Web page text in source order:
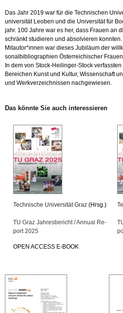
und
Politik
Menge
Das Jahr 2019 war für die Tech­ni­schen
uni­ver­si­tät Leo­ben und die Uni­ver­si­tät für
jahr. 100 Jahre war es her, dass Frau­en an
schränkt stu­die­ren und ab­sol­vie­ren
Mit­au­tor*innen war die­ses Ju­bi­lä­um der
so­nal­bi­blio­gra­phi­en Ös­ter­rei­chi­scher
In dem von Stock-Hei­lin­ger-Stock
Be­rei­chen Kunst und Kul­tur, Wis­sen­schaft
und Werk­ver­zeich­nis­sen nach­ge­wie­sen.
Das könn­te Sie auch in­ter­es­sie­ren
Tech­ni­sche Uni­ver­si­tät Graz (Hrsg.)
TU Graz Jah­res­be­richt / An­nu­al Re­
port 2025
OPEN AC­CESS E-BOOK